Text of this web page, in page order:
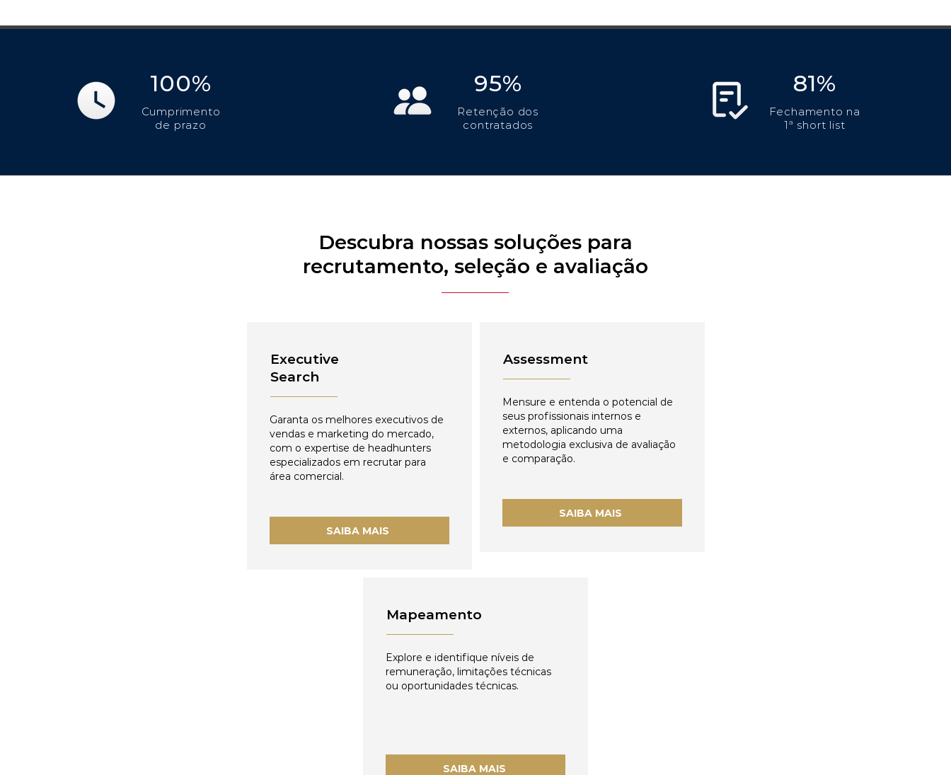
100%
Cumprimento
de prazo
95%
Retenção dos
contratados
81%
Fechamento na
1ª short list
Descubra nossas soluções para
recrutamento, seleção e avaliação
Executive
Search
Garanta os melhores executivos de
vendas e marketing do mercado,
com o expertise de headhunters
especializados em recrutar para
área comercial.
SAIBA MAIS
Assessment
Mensure e entenda o potencial de
seus profissionais internos e
externos, aplicando uma
metodologia exclusiva de avaliação
e comparação.
SAIBA MAIS
Mapeamento
Explore e identifique níveis de
remuneração, limitações técnicas
ou oportunidades técnicas.
SAIBA MAIS